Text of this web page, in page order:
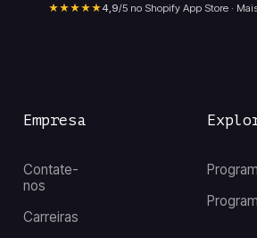
★★★★★4,9/5 no Shopify App Store ·
Empresa
Contate-
nos
Carreiras